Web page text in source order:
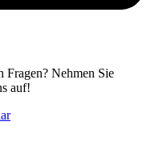
Fragen? Nehmen Sie
auf!